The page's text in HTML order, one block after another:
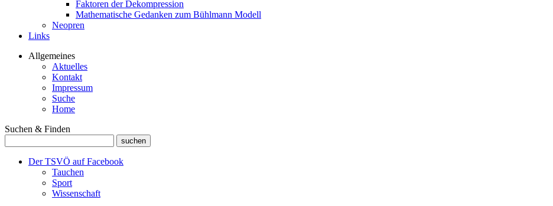
Faktoren der Dekompression
Mathematische Gedanken zum Bühlmann Modell
Neopren
Links
Allgemeines
Aktuelles
Kontakt
Impressum
Suche
Home
Suchen & Finden
Der TSVÖ auf Facebook
Tauchen
Sport
Wissenschaft